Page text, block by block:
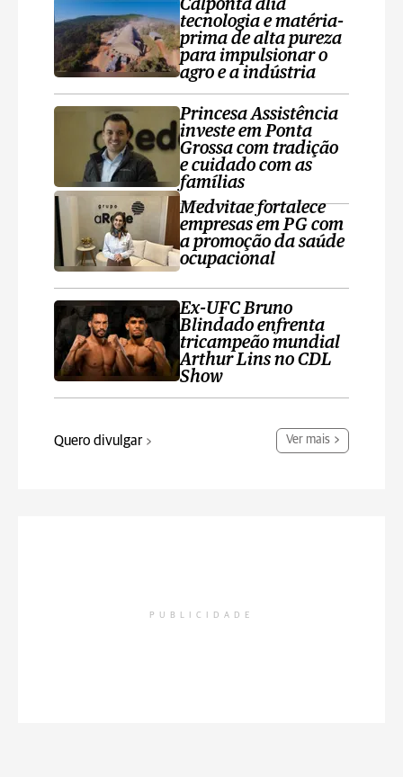
Calponta alia
tecnologia e matéria-
prima de alta pureza
para impulsionar o
agro e a indústria
Princesa Assistência
investe em Ponta
Grossa com tradição
e cuidado com as
famílias
Medvitae fortalece
empresas em PG com
a promoção da saúde
ocupacional
Ex-UFC Bruno
Blindado enfrenta
tricampeão mundial
Arthur Lins no CDL
Show
Quero divulgar Ver mais
PUBLICIDADE